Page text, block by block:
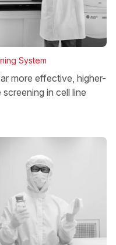
System
more effective, higher-
in cell line